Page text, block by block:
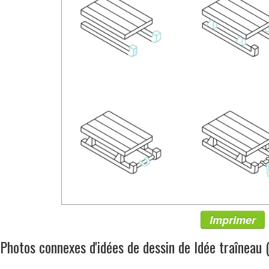
Imprimer
Photos connexes d'idées de dessin de Idée traîneau